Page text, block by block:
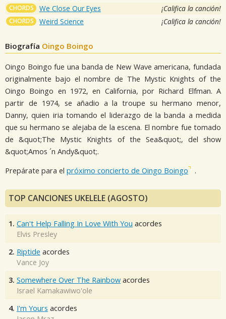
CHORDS We Close Our Eyes ¡Califica la canción!
CHORDS Weird Science ¡Califica la canción!
Biografía Oingo Boingo
Oingo Boingo fue una banda de New Wave americana, fundada
originalmente bajo el nombre de The Mystic Knights of the
Oingo Boingo en 1972, en California, por Richard Elfman. A
partir de 1974, se añadio a la troupe su hermano menor,
Danny, quien iria tomando el liderazgo de la banda a medida
que su hermano se alejaba de la escena. El nombre fue tomado
de &quot;The Mystic Knights of the Sea&quot;, del show
&quot;Amos ´n Andy&quot;.
Prepárate para el próximo concierto de Oingo Boingo .
TOP CANCIONES UKELELE (AGOSTO)
1. Can't Help Falling In Love With You acordes
Elvis Presley
2. Riptide acordes
Vance Joy
3. Somewhere Over The Rainbow acordes
Israel Kamakawiwo'ole
4. I'm Yours acordes